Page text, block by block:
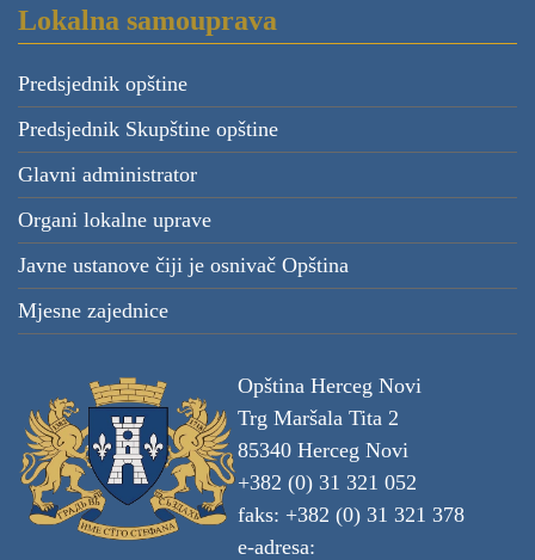
Lokalna samouprava
Predsjednik opštine
Predsjednik Skupštine opštine
Glavni administrator
Organi lokalne uprave
Javne ustanove čiji je osnivač Opština
Mjesne zajednice
Opština Herceg Novi
Trg Maršala Tita 2
85340 Herceg Novi
+382 (0) 31 321 052
faks: +382 (0) 31 321 378
e-adresa: